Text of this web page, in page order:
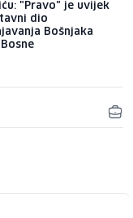
"Pravo" je uvijek
dio
Bošnjaka